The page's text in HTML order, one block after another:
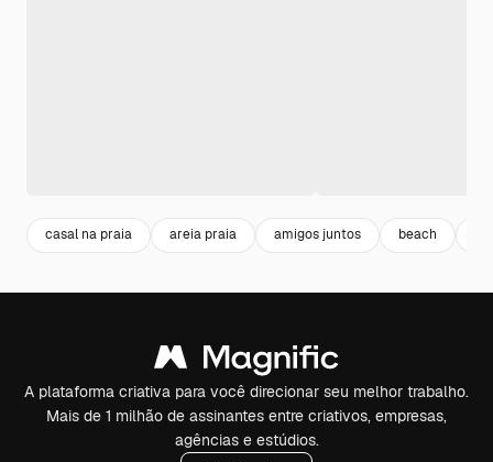
casal na praia areia praia amigos juntos beach
A plataforma criativa para você direcionar seu melhor trabalho.
Mais de 1 milhão de assinantes entre criativos, empresas,
agências e estúdios.